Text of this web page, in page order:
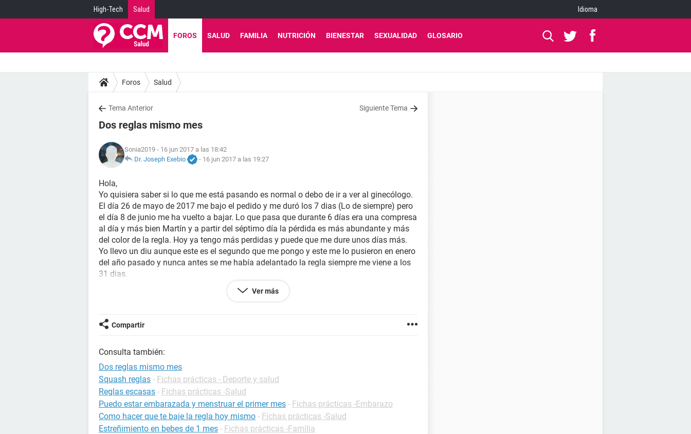
High-Tech Salud Idioma
FOROS SALUD FAMILIA NUTRICIÓN BIENESTAR SEXUALIDAD GLOSARIO
Foros Salud
Tema Anterior Siguiente Tema
Dos reglas mismo mes
Sonia2019 - 16 jun 2017 a las 18:42
Dr. Joseph Exebio
- 16 jun 2017 a las 19:27
Hola,
Yo quisiera saber si lo que me está pasando es normal o debo de ir a ver al ginecólogo.
El día 26 de mayo de 2017 me bajo el pedido y me duró los 7 dias (Lo de siempre) pero
el día 8 de junio me ha vuelto a bajar. Lo que pasa que durante 6 días era una compresa
al día y más bien Martín y a partir del séptimo día la pérdida es más abundante y más
del color de la regla. Hoy ya tengo más perdidas y puede que me dure unos días más.
Yo llevo un diu aunque este es el segundo que me pongo y este me lo pusieron en enero
del año pasado y nunca antes se me había adelantado la regla siempre me viene a los
31 dias.
Saludos
Ver más
Compartir
Consulta también:
Dos reglas mismo mes
Squash reglas - Fichas prácticas - Deporte y salud
Reglas escasas - Fichas prácticas -Salud
Puedo estar embarazada y menstruar el primer mes - Fichas prácticas -Embarazo
Como hacer que te baje la regla hoy mismo - Fichas prácticas -Salud
Estreñimiento en bebes de 1 mes - Fichas prácticas -Familia